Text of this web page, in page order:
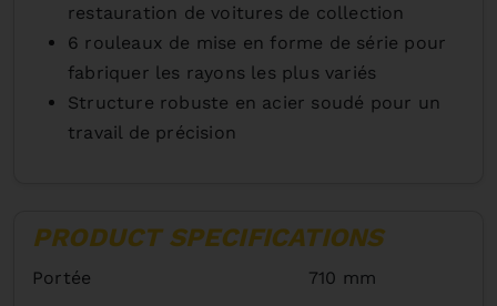
restauration de voitures de collection
6 rouleaux de mise en forme de série pour
fabriquer les rayons les plus variés
Structure robuste en acier soudé pour un
travail de précision
PRODUCT SPECIFICATIONS
Portée 710 mm